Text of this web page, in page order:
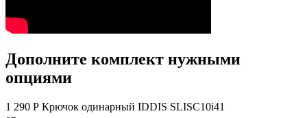
Дополните комплект нужными
опциями
1 290 Р Крючок одинарный IDDIS SLISC10i41